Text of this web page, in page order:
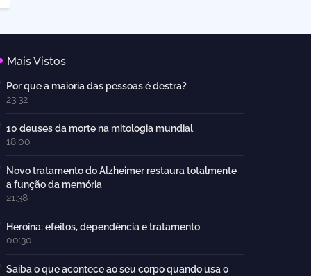
Mais Vistos
Por que a maioria das pessoas é destra?
23:32
10 deuses da morte na mitologia mundial
18:00
Novo tratamento do Alzheimer restaura totalmente
a função da memória
21:38
Heroína: efeitos, dependência e tratamento
00:30
Saiba o que acontece ao seu corpo quando usa o